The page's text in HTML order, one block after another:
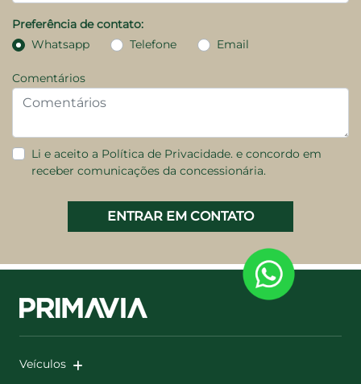
Preferência de contato:
Whatsapp
Telefone Email
Comentários
Li e aceito a Política de Privacidade. e concordo em
receber comunicações da concessionária.
ENTRAR EM CONTATO
Veículos